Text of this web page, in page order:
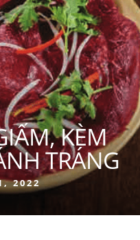
KÈM
TRÁNG
2022